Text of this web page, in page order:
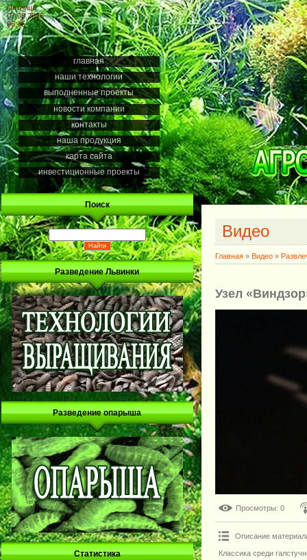
Пятница
07.08.2026
06:45
главная
наши технологии
выполненные проекты
новости компании
контакты
наша продукция
карта сайта
инвестиционные проекты
Поиск
Разведение Львинки
Разведение опарыша
Статистика
Видео
Главная » Видео »
Узел
Просмотры: 0
Описание
Классика среди